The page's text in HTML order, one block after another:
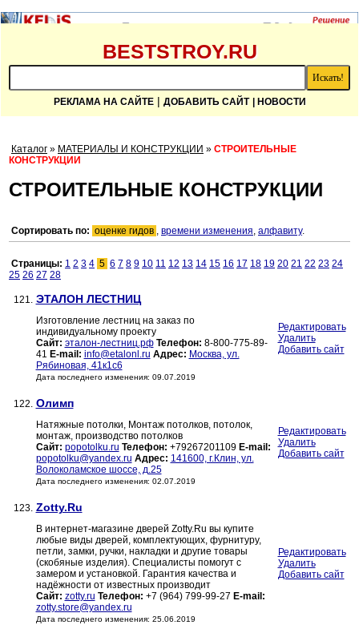
BESTSTROY.RU
РЕКЛАМА НА САЙТЕ| ДОБАВИТЬ САЙТ | НОВОСТИ
Каталог » МАТЕРИАЛЫ И КОНСТРУКЦИИ » СТРОИТЕЛЬНЫЕ
КОНСТРУКЦИИ
СТРОИТЕЛЬНЫЕ КОНСТРУКЦИИ
Сортировать по: оценке гидов , времени изменения, алфавиту.
Страницы: 1 2 3 4 5 6 7 8 9 10 11 12 13 14 15 16 17 18 19 20 21 22 23 24
25 26 27 28
121. ЭТАЛОН ЛЕСТНИЦ
Изготовление лестниц на заказ по
индивидуальному проекту
Сайт: эталон-лестниц.рф Телефон: 8-800-775-89-
41 E-mail: info@etalonl.ru Адрес: Москва, ул.
Рябиновая, 41к1с6
Дата последнего изменения: 09.07.2019
Редактировать
Удалить
Добавить сайт
122. Олимп
Натяжные потолки, Монтаж потолков, потолок,
монтаж, производство потолков
Сайт: popotolku.ru Телефон: +79267201109 E-mail:
popotolku@yandex.ru Адрес: 141600, г.Клин, ул.
Волоколамское шоссе, д.25
Дата последнего изменения: 02.07.2019
Редактировать
Удалить
Добавить сайт
123. Zotty.Ru
В интернет-магазине дверей Zotty.Ru вы купите
любые виды дверей, комплектующих, фурнитуру,
петли, замки, ручки, накладки и другие товары
(скобяные изделия). Специалисты помогут с
замером и установкой. Гарантия качества и
надёжности от известных производит
Сайт: zotty.ru Телефон: +7 (964) 799-99-27 E-mail:
zotty.store@yandex.ru
Дата последнего изменения: 25.06.2019
Редактировать
Удалить
Добавить сайт